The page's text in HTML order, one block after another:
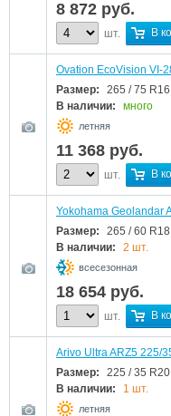
8 872 руб.
шт. В
Ovation EcoVision VI-
Размер:
265 / 75 R16
В наличии:
много
летняя
11 368 руб.
шт. В
Yokohama Geolandar
Размер:
265 / 60 R18
В наличии:
2 шт.
всесезонная
18 654 руб.
шт. В
Arivo Ultra ARZ5 225/
Размер:
225 / 35 R20
В наличии:
1 шт.
летняя